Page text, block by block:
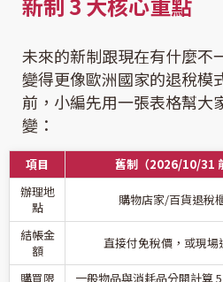
未來的新制跟現在有什麼不
變得更像歐洲國家的退稅模
前，小編先用一張表格幫大
變：
項目 舊制（2026/10/31
辦理地
點
購物店家/百貨退稅
結帳金
額
直接付免稅價，或現場
購買限
一般物品與消耗品分開計算